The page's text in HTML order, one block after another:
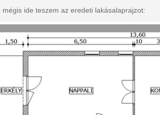
mégis ide teszem az eredeti lakásalaprajzot: